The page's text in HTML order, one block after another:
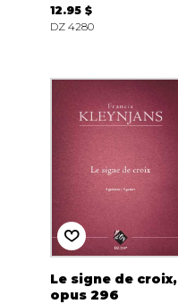
12.95 $
DZ 4280
Le signe de croix,
opus 296